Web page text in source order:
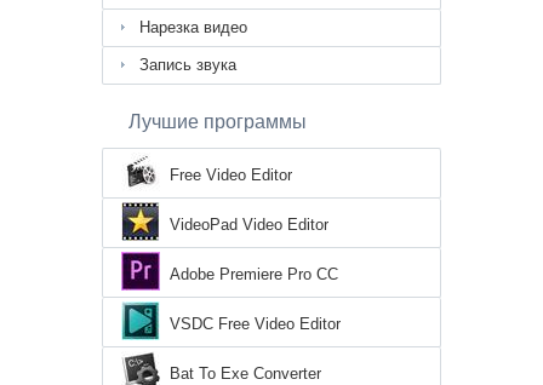
Нарезка видео
Запись звука
Лучшие программы
Free Video Editor
VideoPad Video Editor
Adobe Premiere Pro CC
VSDC Free Video Editor
Bat To Exe Converter